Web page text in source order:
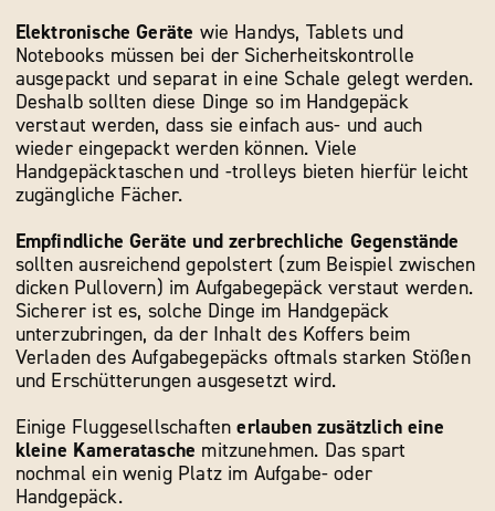
Elektronische Geräte wie Handys, Tablets und
Notebooks müssen bei der Sicherheitskontrolle
ausgepackt und separat in eine Schale gelegt werden.
Deshalb sollten diese Dinge so im Handgepäck
verstaut werden, dass sie einfach aus- und auch
wieder eingepackt werden können. Viele
Handgepäcktaschen und -trolleys bieten hierfür leicht
zugängliche Fächer.
Empfindliche Geräte und zerbrechliche Gegenstände
sollten ausreichend gepolstert (zum Beispiel zwischen
dicken Pullovern) im Aufgabegepäck verstaut werden.
Sicherer ist es, solche Dinge im Handgepäck
unterzubringen, da der Inhalt des Koffers beim
Verladen des Aufgabegepäcks oftmals starken Stößen
und Erschütterungen ausgesetzt wird.
Einige Fluggesellschaftenerlauben zusätzlich eine
kleine Kameratasche mitzunehmen. Das spart
nochmal ein wenig Platz im Aufgabe- oder
Handgepäck.